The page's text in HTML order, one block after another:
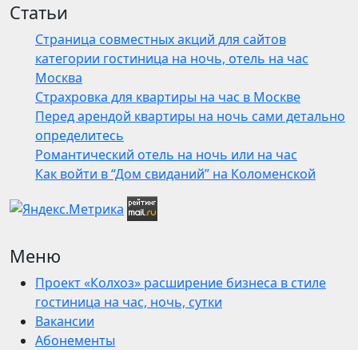
Статьи
Страница совместных акций для сайтов
категории гостиница на ночь, отель на час
Москва
Страхровка для квартиры на час в Москве
Перед арендой квартиры на ночь сами детально
определитесь
Романтический отель на ночь или на час
Как войти в “Дом свиданий” на Коломенской
Меню
Проект «Колхоз» расширение бизнеса в стиле
гостиница на час, ночь, сутки
Вакансии
Абонементы